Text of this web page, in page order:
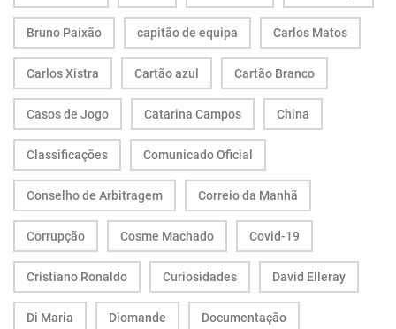
Bruno Paixão capitão de equipa Carlos Matos
Carlos Xistra Cartão azul Cartão Branco
Casos de Jogo Catarina Campos China
Classificações Comunicado Oficial
Conselho de Arbitragem Correio da Manhã
Corrupção Cosme Machado Covid-19
Cristiano Ronaldo Curiosidades David Elleray
Di Maria Diomande Documentação